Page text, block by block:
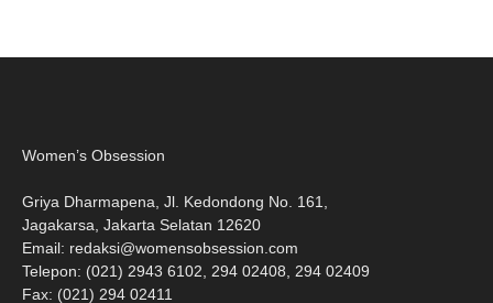
Women’s Obsession
Griya Dharmapena, Jl. Kedondong No. 161,
Jagakarsa, Jakarta Selatan 12620
Email: redaksi@womensobsession.com
Telepon: (021) 2943 6102, 294 02408, 294 02409
Fax: (021) 294 02411